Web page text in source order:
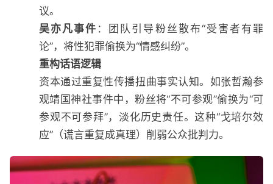
议。
吴亦凡事件 ：团队引导粉丝散布“受害者有罪
论”，将性犯罪偷换为“情感纠纷”。
重构话语逻辑
资本通过重复性传播扭曲事实认知。如张哲瀚参
观靖国神社事件中，粉丝将“不可参观”偷换为“可
参观不可参拜”，淡化历史责任。这种“戈培尔效
应”（谎言重复成真理）削弱公众批判力。